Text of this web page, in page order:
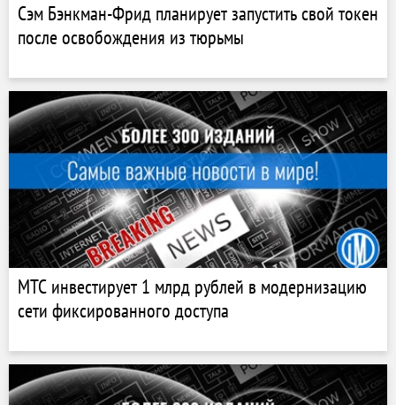
Сэм Бэнкман-Фрид планирует запустить свой токен
после освобождения из тюрьмы
МТС инвестирует 1 млрд рублей в модернизацию
сети фиксированного доступа